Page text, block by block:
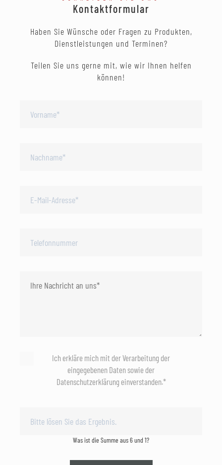
Kontaktformular
Haben Sie Wünsche oder Fragen zu Produkten,
Dienstleistungen und Terminen?
Teilen Sie uns gerne mit, wie wir Ihnen helfen
können!
Ich erkläre mich mit der Verarbeitung der
eingegebenen Daten sowie der
Datenschutzerklärung einverstanden.*
Was ist die Summe aus 6 und 1?